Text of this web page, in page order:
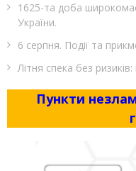
1625-та доба
України.
6 серпня. Події та
Літня спека без
Пункти